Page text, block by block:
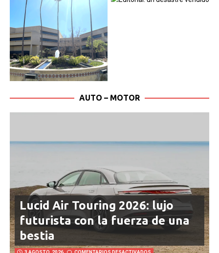
Lucid Air Touring 2026: lujo
futurista con la fuerza de una
bestia